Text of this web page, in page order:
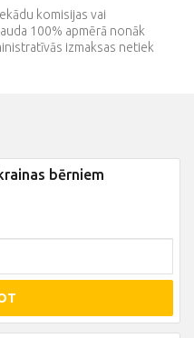
komisijas vai
100% apmērā nonāk
izmaksas netiek
bērniem